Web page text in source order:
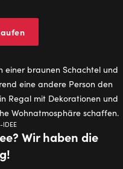
IDEE
Wir haben die